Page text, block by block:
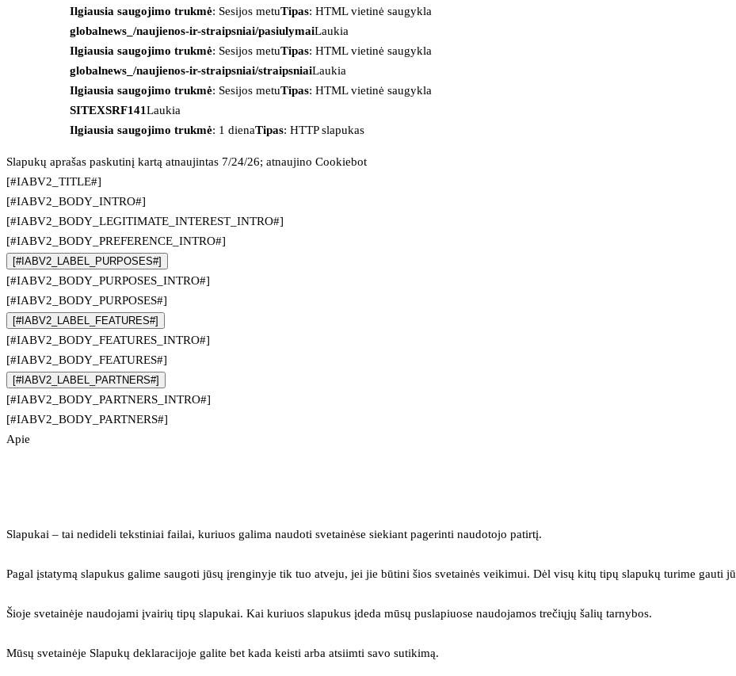
Ilgiausia saugojimo trukmė: Sesijos metuTipas: HTML vietinė saugykla
globalnews_/naujienos-ir-straipsniai/pasiulymaiLaukia
Ilgiausia saugojimo trukmė: Sesijos metuTipas: HTML vietinė saugykla
globalnews_/naujienos-ir-straipsniai/straipsniaiLaukia
Ilgiausia saugojimo trukmė: Sesijos metuTipas: HTML vietinė saugykla
SITEXSRF141Laukia
Ilgiausia saugojimo trukmė: 1 dienaTipas: HTTP slapukas
Slapukų aprašas paskutinį kartą atnaujintas 7/24/26; atnaujino Cookiebot
[#IABV2_TITLE#]
[#IABV2_BODY_INTRO#]
[#IABV2_BODY_LEGITIMATE_INTEREST_INTRO#]
[#IABV2_BODY_PREFERENCE_INTRO#]
[#IABV2_LABEL_PURPOSES#]
[#IABV2_BODY_PURPOSES_INTRO#]
[#IABV2_BODY_PURPOSES#]
[#IABV2_LABEL_FEATURES#]
[#IABV2_BODY_FEATURES_INTRO#]
[#IABV2_BODY_FEATURES#]
[#IABV2_LABEL_PARTNERS#]
[#IABV2_BODY_PARTNERS_INTRO#]
[#IABV2_BODY_PARTNERS#]
Apie
Slapukai – tai nedideli tekstiniai failai, kuriuos galima naudoti svetainėse siekiant pagerinti naudotojo patirtį.
Pagal įstatymą slapukus galime saugoti jūsų įrenginyje tik tuo atveju, jei jie būtini šios svetainės veikimui. Dėl visų kitų tipų slapukų turime gauti
Šioje svetainėje naudojami įvairių tipų slapukai. Kai kuriuos slapukus įdeda mūsų puslapiuose naudojamos trečiųjų šalių tarnybos.
Mūsų svetainėje Slapukų deklaracijoje galite bet kada keisti arba atsiimti savo sutikimą.